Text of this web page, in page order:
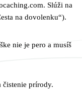
Slúži na
na dovolenku“).
nie je pero a musíš
čistenie prírody.